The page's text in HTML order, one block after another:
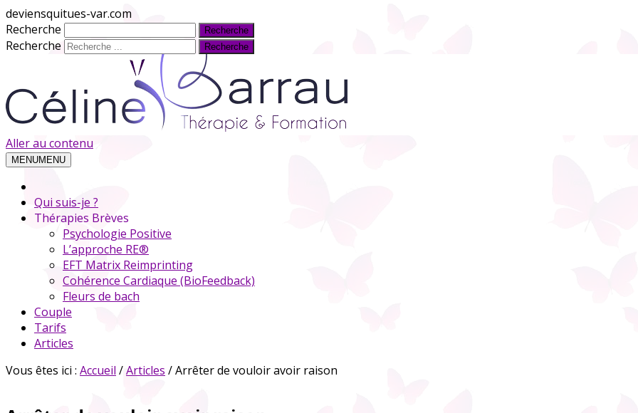
deviensquitues-var.com
Recherche
Recherche
Aller au contenu
MENUMENU
Qui suis-je ?
Thérapies Brèves
Psychologie Positive
L’approche RE®
EFT Matrix Reimprinting
Cohérence Cardiaque (BioFeedback)
Fleurs de bach
Couple
Tarifs
Articles
Vous êtes ici : Accueil /Articles / Arrêter de vouloir avoir raison